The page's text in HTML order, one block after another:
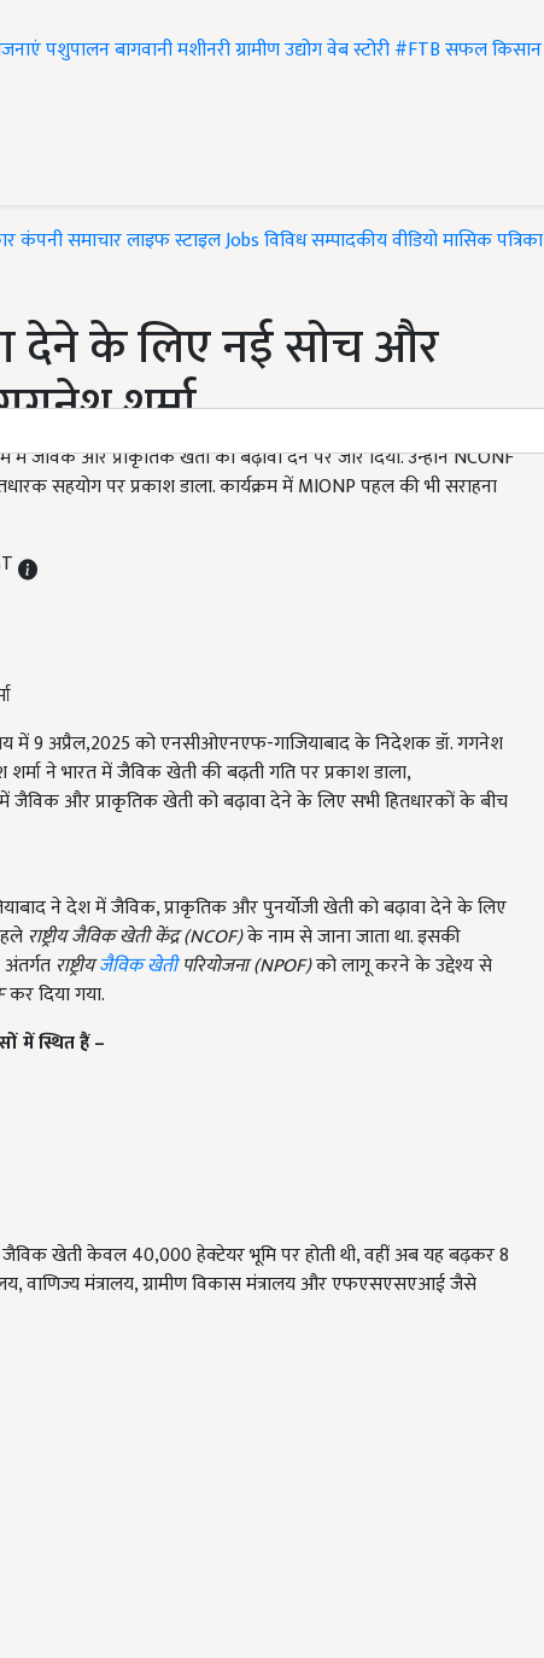
पशुपालनबागवानीमशीनरीग्रामीण उद्योगवेब स्टोरी#FTBसफल किसान
कंपनी समाचारलाइफ स्टाइलJobsविविधसम्पादकीयवीडियोमासिक पत्रिका
देने के लिए नई सोच और
शर्मा
जैविक और प्राकृतिक खेती को बढ़ावा देने पर जोर दिया. उन्होंने NCONF
सहयोग पर प्रकाश डाला. कार्यक्रम में MIONP पहल की भी सराहना
में 9 अप्रैल,2025 को एनसीओएनएफ-गाजियाबाद के निदेशक डॉ. गगनेश
शर्मा ने भारत में जैविक खेती की बढ़ती गति पर प्रकाश डाला,
और प्राकृतिक खेती को बढ़ावा देने के लिए सभी हितधारकों के बीच
ने देश में जैविक, प्राकृतिक और पुनर्योजी खेती को बढ़ावा देने के लिए
राष्ट्रीय जैविक खेती केंद्र (NCOF)के नाम से जाना जाता था. इसकी
राष्ट्रीयजैविक खेतीपरियोजना (NPOF)को लागू करने के उद्देश्य से
कर दिया गया.
में स्थित हैं –
जैविक खेती केवल 40,000 हेक्टेयर भूमि पर होती थी, वहीं अब यह बढ़कर 8
वाणिज्य मंत्रालय, ग्रामीण विकास मंत्रालय और एफएसएसएआई जैसे